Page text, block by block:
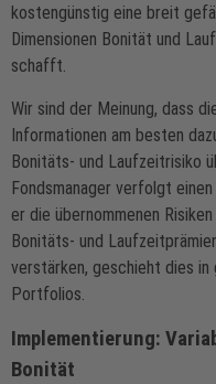
kostengünstig eine breit
Dimensionen Bonität und
schafft.
Wir sind der Meinung, dass
Informationen am besten
Bonitäts- und Laufzeitrisiko
Fondsmanager verfolgt
er die übernommenen
Bonitäts- und
verstärken, geschieht dies
Portfolios.
Implementierung:
Bonität